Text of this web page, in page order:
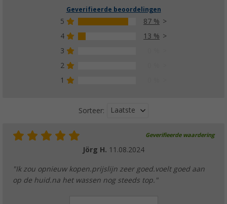
Geverifieerde beoordelingen
5
87 %
4
13 %
3
2
1
Sorteer: Laatste
Geverifieerde waardering
Jörg H. 11.08.2024
"Ik zou opnieuw kopen.prijslijn zeer goed.voelt goed aan
op de huid.na het wassen nog steeds top."